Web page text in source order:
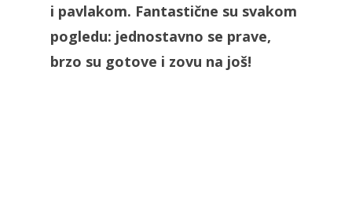
i pavlakom. Fantastične su svakom
pogledu: jednostavno se prave,
brzo su gotove i zovu na još!